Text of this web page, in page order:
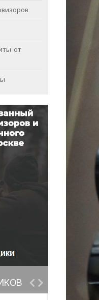
от